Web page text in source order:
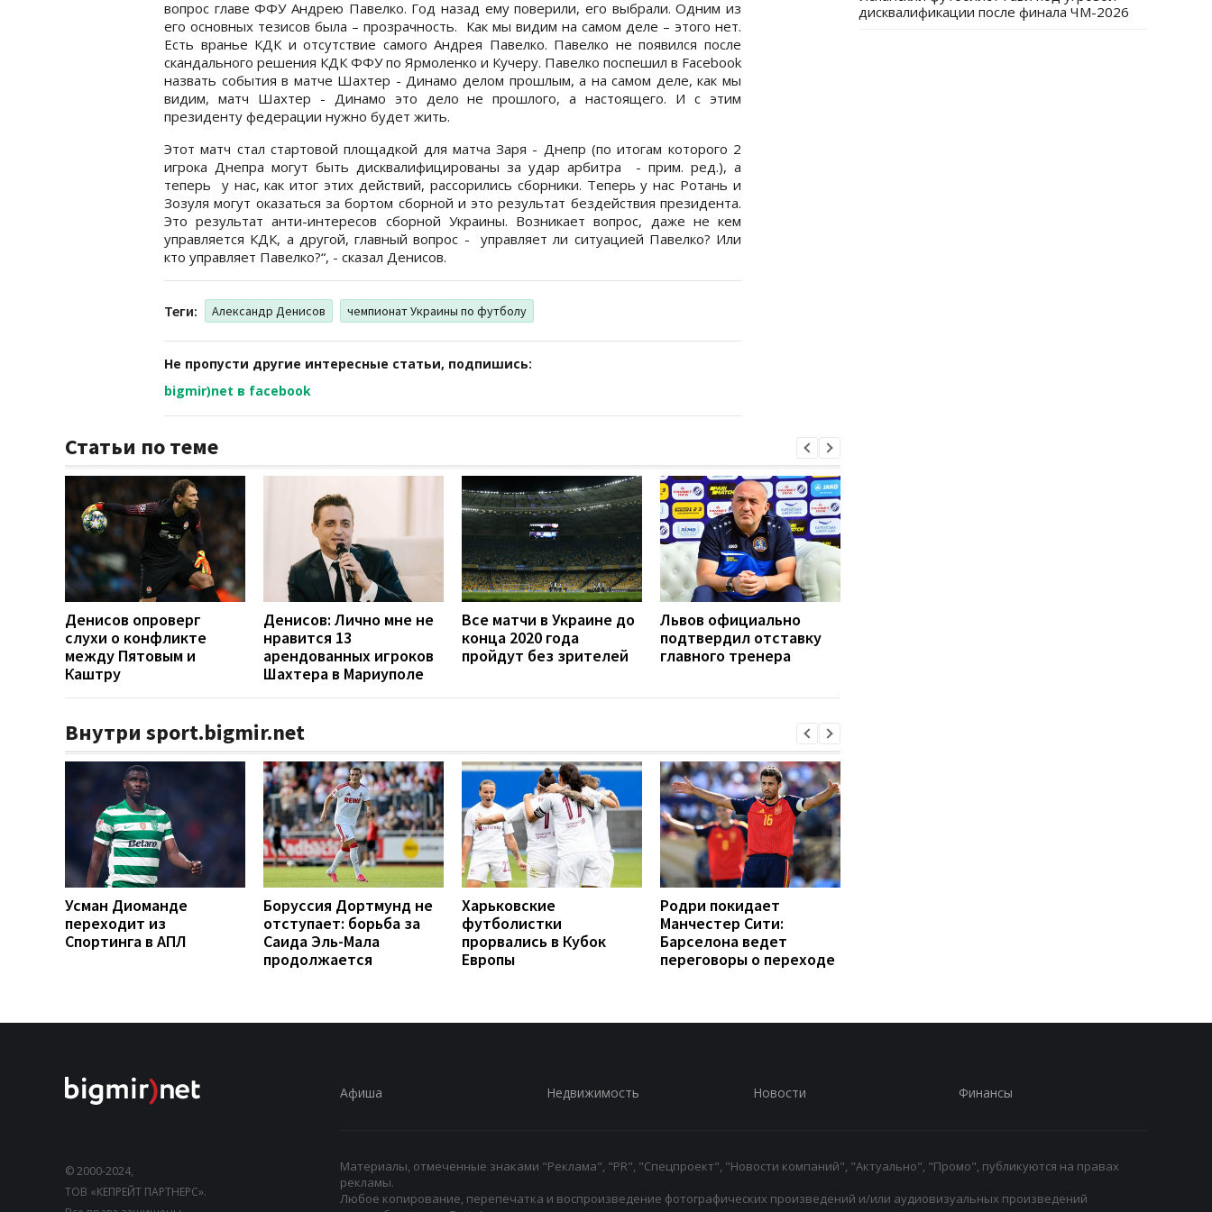
вопрос главе ФФУ Андрею Павелко. Год назад ему поверили, его выбрали. Одним из
его основных тезисов была – прозрачность. Как мы видим на самом деле – этого нет.
Есть вранье КДК и отсутствие самого Андрея Павелко. Павелко не появился после
скандального решения КДК ФФУ по Ярмоленко и Кучеру. Павелко поспешил в Facebook
назвать события в матче Шахтер - Динамо делом прошлым, а на самом деле, как мы
видим, матч Шахтер - Динамо это дело не прошлого, а настоящего. И с этим
президенту федерации нужно будет жить.
Этот матч стал стартовой площадкой для матча Заря - Днепр (по итогам которого 2
игрока Днепра могут быть дисквалифицированы за удар арбитра - прим. ред.), а
теперь у нас, как итог этих действий, рассорились сборники. Теперь у нас Ротань и
Зозуля могут оказаться за бортом сборной и это результат бездействия президента.
Это результат анти-интересов сборной Украины. Возникает вопрос, даже не кем
управляется КДК, а другой, главный вопрос - управляет ли ситуацией Павелко? Или
кто управляет Павелко?“, - сказал Денисов.
Теги: Александр Денисов чемпионат Украины по футболу
Не пропусти другие интересные статьи, подпишись:
bigmir)net в facebook
Статьи по теме
Денисов опроверг
слухи о конфликте
между Пятовым и
Каштру
Денисов: Лично мне не
нравится 13
арендованных игроков
Шахтера в Мариуполе
Все матчи в Украине до
конца 2020 года
пройдут без зрителей
Львов официально
подтвердил отставку
главного тренера
Внутри sport.bigmir.net
Усман Диоманде
переходит из
Спортинга в АПЛ
Боруссия Дортмунд не
отступает: борьба за
Саида Эль-Мала
продолжается
Харьковские
футболистки
прорвались в Кубок
Европы
Родри покидает
Манчестер Сити:
Барселона ведет
переговоры о переходе
дисквалификации после финала ЧМ-2026
© 2000-2024,
ТОВ «КЕПРЕЙТ ПАРТНЕРС».
Афиша Недвижимость Новости Финансы
Материалы, отмеченные знаками "Реклама", "PR", "Спецпроект", "Новости компаний", "Актуально", "Промо", публикуются на правах
рекламы.
Любое копирование, перепечатка и воспроизведение фотографических произведений и/или аудиовизуальных произведений